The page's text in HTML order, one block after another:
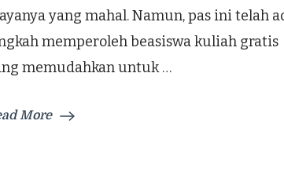
yang mahal. Namun, pas ini telah
memperoleh beasiswa kuliah gratis
memudahkan untuk …
More